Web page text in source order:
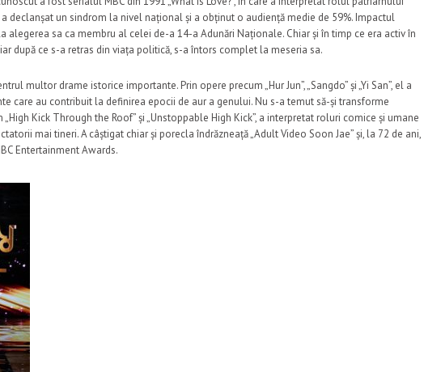
a declanșat un sindrom la nivel național și a obținut o audiență medie de 59%. Impactul
alegerea sa ca membru al celei de-a 14-a Adunări Naționale. Chiar și în timp ce era activ în
după ce s-a retras din viața politică, s-a întors complet la meseria sa.
multor drame istorice importante. Prin opere precum „Hur Jun”, „Sangdo” și „Yi San”, el a
care au contribuit la definirea epocii de aur a genului. Nu s-a temut să-și transforme
Kick Through the Roof” și „Unstoppable High Kick”, a interpretat roluri comice și umane
mai tineri. A câștigat chiar și porecla îndrăzneață „Adult Video Soon Jae” și, la 72 de ani,
Entertainment Awards.